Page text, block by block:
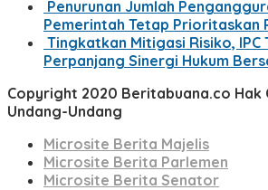
Penurunan Jumlah
Pemerintah Tetap Prioritaskan
Tingkatkan Mitigasi Risiko, IPC
Perpanjang Sinergi Hukum
Copyright 2020 Beritabuana.co Hak
Undang-Undang
Microsite Berita Majelis
Microsite Berita Parlemen
Microsite Berita Senator